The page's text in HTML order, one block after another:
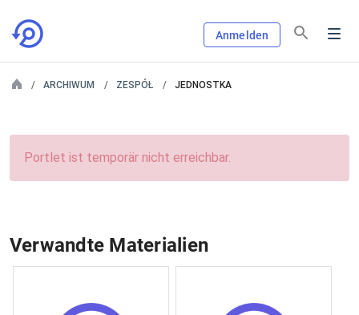
Anmelden
ARCHIWUM ZESPÓŁ JEDNOSTKA
Portlet ist temporär nicht erreichbar.
Verwandte Materialien